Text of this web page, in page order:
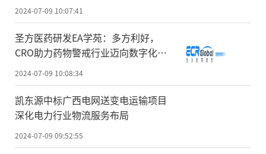
2024-07-09 10:07:41
圣方医药研发EA学苑：多方利好，
CRO助力药物警戒行业迈向数字化新
时代
2024-07-09 10:08:34
凯东源中标广西电网送变电运输项目
深化电力行业物流服务布局
2024-07-09 09:52:55